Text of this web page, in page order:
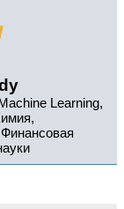
Learning,